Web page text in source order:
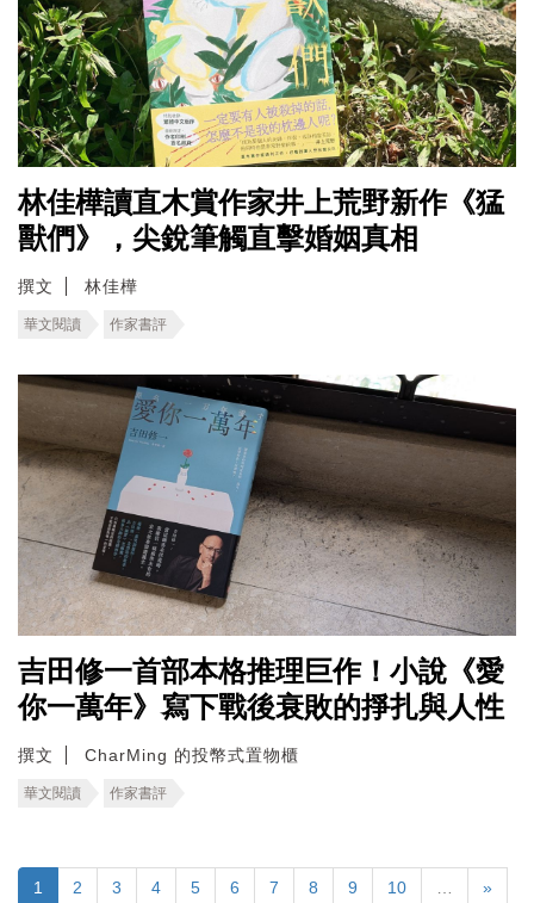
林佳樺讀直木賞作家井上荒野新作《猛
獸們》，尖銳筆觸直擊婚姻真相
撰文 林佳樺
華文閱讀 作家書評
吉田修一首部本格推理巨作！小說《愛
你一萬年》寫下戰後衰敗的掙扎與人性
撰文 CharMing 的投幣式置物櫃
華文閱讀 作家書評
1 2 3 4 5 6 7 8 9 10 »